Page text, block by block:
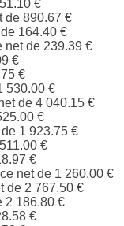
€
de 890.67 €
164.40 €
net de 239.39 €
€
€
530.00 €
de 4 040.15 €
€
1 923.75 €
€
€
net de 1 260.00 €
de 2 767.50 €
2 186.80 €
€